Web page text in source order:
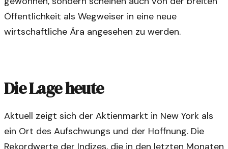
Öffentlichkeit als Wegweiser in eine neue
wirtschaftliche Ära angesehen zu werden.
Die Lage heute
Aktuell zeigt sich der Aktienmarkt in New York als
ein Ort des Aufschwungs und der Hoffnung. Die